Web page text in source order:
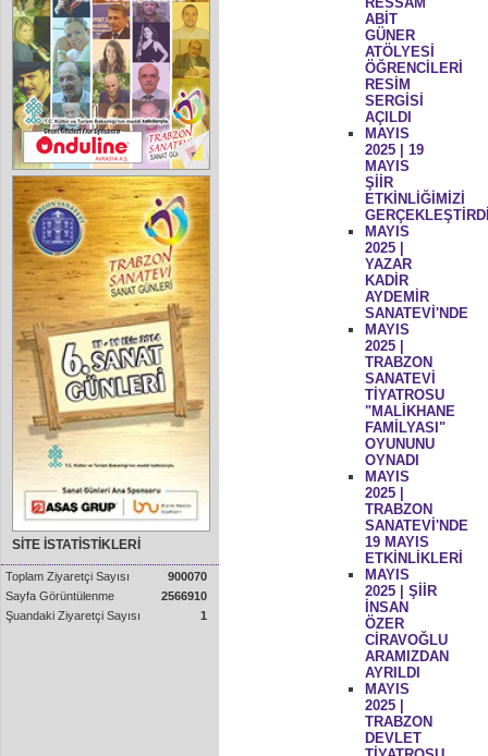
SİTE İSTATİSTİKLERİ
Toplam Ziyaretçi Sayısı
900070
Sayfa Görüntülenme
2566910
Şuandaki Ziyaretçi Sayısı
1
ABİT
GÜNER
ATÖLYESİ
ÖĞRENCİLERİ
RESİM
SERGİSİ
AÇILDI
MAYIS
2025 | 19
MAYIS
ŞİİR
ETKİNLİĞİMİZİ
MAYIS
2025 |
YAZAR
KADİR
AYDEMİR
SANATEVİ'NDE
MAYIS
2025 |
TRABZON
SANATEVİ
TİYATROSU
"MALİKHANE
FAMİLYASI"
OYUNUNU
OYNADI
MAYIS
2025 |
TRABZON
SANATEVİ'NDE
19 MAYIS
ETKİNLİKLERİ
MAYIS
2025 | ŞİİR
İNSAN
ÖZER
CİRAVOĞLU
ARAMIZDAN
AYRILDI
MAYIS
2025 |
TRABZON
DEVLET